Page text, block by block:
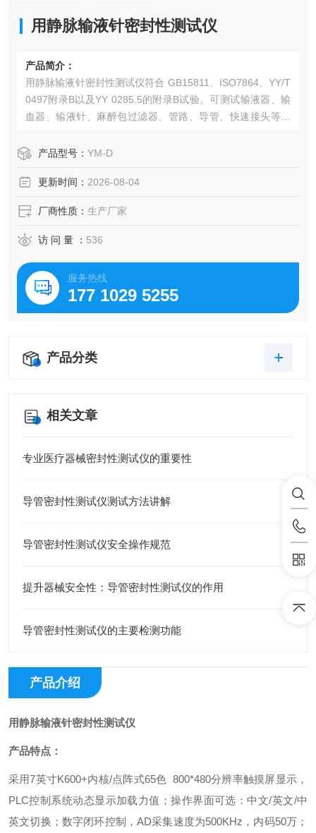
用静脉输液针密封性测试仪
产品简介：
用静脉输液针密封性测试仪符合 GB15811、ISO7864、YY/T
0497附录B以及YY 0285.5的附录B试验。可测试输液器、输
血器、输液针、麻醉包过滤器、管路、导管、快速接头等。
产品型号： YM-D
更新时间： 2026-08-04
厂商性质： 生产厂家
访 问 量 ： 536
服务热线
177 1029 5255
产品分类
相关文章
专业医疗器械密封性测试仪的重要性
导管密封性测试仪测试方法讲解
导管密封性测试仪安全操作规范
提升器械安全性：导管密封性测试仪的作用
导管密封性测试仪的主要检测功能
产品介绍
用静脉输液针密封性测试仪
产品特点：
采用7英寸K600+内核/点阵式65色 800*480分辨率触摸屏显示，
PLC控制系统动态显示加载力值；操作界面可选：中文/英文/中
英文切换；数字闭环控制，AD采集速度为500KHz，内码50万；